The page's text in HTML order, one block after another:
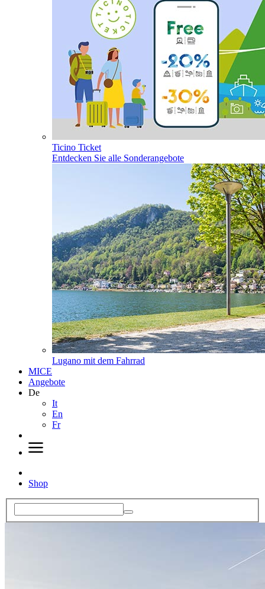
Ticino Ticket
Entdecken Sie alle Sonderangebote
Lugano mit dem Fahrrad
MICE
Angebote
De
It
En
Fr
Shop